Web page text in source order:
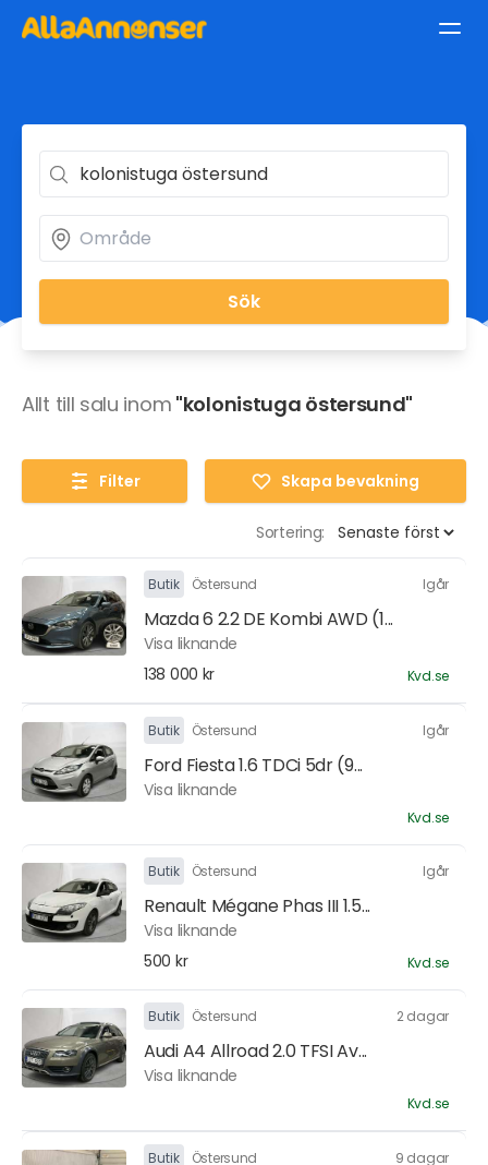
Sök
Allt till salu inom "kolonistuga östersund"
Filter Skapa bevakning
Sortering:
Butik Östersund Igår
Mazda 6 2.2 DE Kombi AWD (1...
Visa liknande
138 000 kr
Kvd.se
Butik Östersund Igår
Ford Fiesta 1.6 TDCi 5dr (9...
Visa liknande
Kvd.se
Butik Östersund Igår
Renault Mégane Phas III 1.5...
Visa liknande
500 kr
Kvd.se
Butik Östersund 2 dagar
Audi A4 Allroad 2.0 TFSI Av...
Visa liknande
Kvd.se
Butik Östersund 9 dagar